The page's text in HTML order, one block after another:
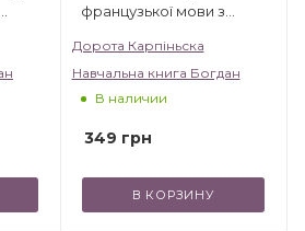
французької мови з
аудіододатком
Дорота Карпіньска
Навчальна книга Богдан
В наличии
349 грн
В КОРЗИНУ